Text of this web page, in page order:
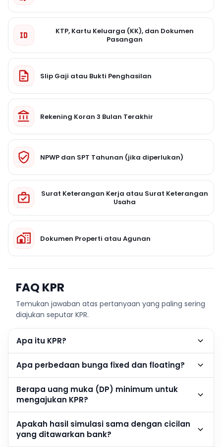
KTP, Kartu Keluarga (KK), dan Dokumen
Pasangan
Slip Gaji atau Bukti Penghasilan
Rekening Koran 3 Bulan Terakhir
NPWP dan SPT Tahunan (jika diperlukan)
Surat Keterangan Kerja atau Surat Keterangan
Usaha
Dokumen Properti atau Agunan
FAQ KPR
Temukan jawaban atas pertanyaan yang paling sering
diajukan seputar KPR.
Apa itu KPR?
Apa perbedaan bunga fixed dan floating?
Berapa uang muka (DP) minimum untuk
mengajukan KPR?
Apakah hasil simulasi sama dengan cicilan
yang ditawarkan bank?